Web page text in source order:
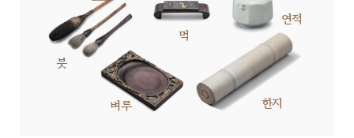
붓
먹
연적
벼루 한지